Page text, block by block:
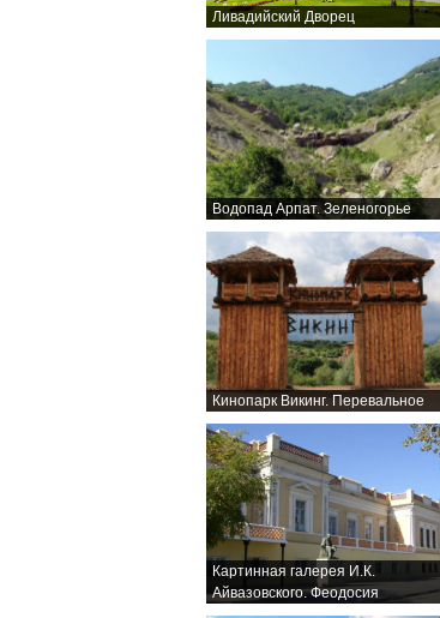
Ливадийский Дворец
Водопад Арпат. Зеленогорье
Кинопарк Викинг. Перевальное
Картинная галерея И.К.
Айвазовского. Феодосия